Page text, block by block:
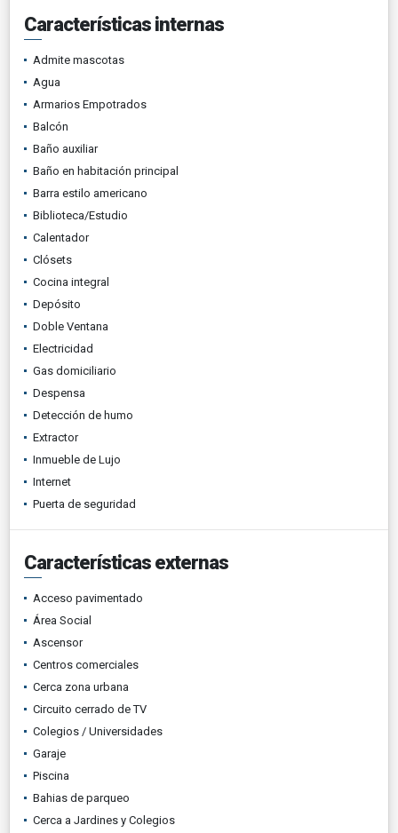
Características internas
Admite mascotas
Agua
Armarios Empotrados
Balcón
Baño auxiliar
Baño en habitación principal
Barra estilo americano
Biblioteca/Estudio
Calentador
Clósets
Cocina integral
Depósito
Doble Ventana
Electricidad
Gas domiciliario
Despensa
Detección de humo
Extractor
Inmueble de Lujo
Internet
Puerta de seguridad
Características externas
Acceso pavimentado
Área Social
Ascensor
Centros comerciales
Cerca zona urbana
Circuito cerrado de TV
Colegios / Universidades
Garaje
Piscina
Bahias de parqueo
Cerca a Jardines y Colegios